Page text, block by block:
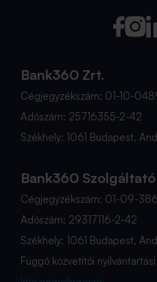
Bank360 Zrt.
Cégjegyzékszám: 01-10-
Adószám: 25716355-2-42
Székhely: 1061 Budapest,
Bank360
Cégjegyzékszám: 01-09-
Adószám: 29317116-2-42
Székhely: 1061 Budapest,
Függő közvetítői